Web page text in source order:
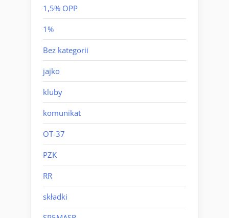
1,5% OPP
1%
Bez kategorii
jajko
kluby
komunikat
OT-37
PZK
RR
składki